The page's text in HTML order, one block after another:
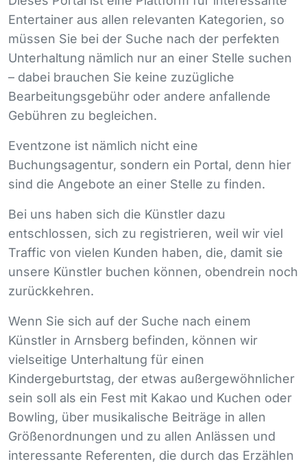
Entertainer aus allen relevanten Kategorien, so
müssen Sie bei der Suche nach der perfekten
Unterhaltung nämlich nur an einer Stelle suchen
– dabei brauchen Sie keine zuzügliche
Bearbeitungsgebühr oder andere anfallende
Gebühren zu begleichen.
Eventzone ist nämlich nicht eine
Buchungsagentur, sondern ein Portal, denn hier
sind die Angebote an einer Stelle zu finden.
Bei uns haben sich die Künstler dazu
entschlossen, sich zu registrieren, weil wir viel
Traffic von vielen Kunden haben, die, damit sie
unsere Künstler buchen können, obendrein noch
zurückkehren.
Wenn Sie sich auf der Suche nach einem
Künstler in Arnsberg befinden, können wir
vielseitige Unterhaltung für einen
Kindergeburtstag, der etwas außergewöhnlicher
sein soll als ein Fest mit Kakao und Kuchen oder
Bowling, über musikalische Beiträge in allen
Größenordnungen und zu allen Anlässen und
interessante Referenten, die durch das Erzählen